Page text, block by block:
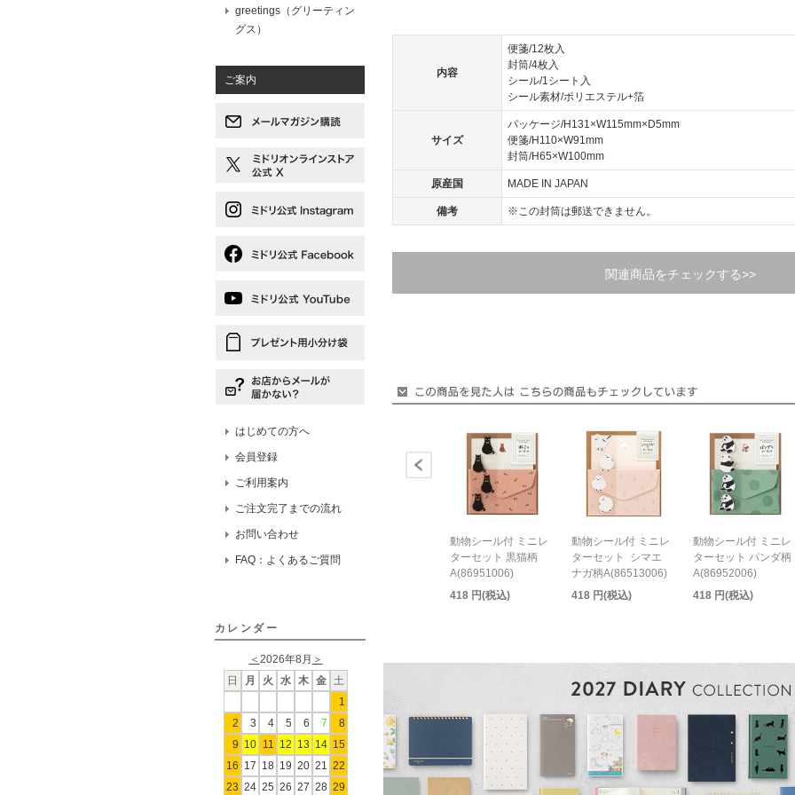
greetings（グリーティン
グス）
ご案内
はじめての方へ
会員登録
ご利用案内
ご注文完了までの流れ
お問い合わせ
FAQ：よくあるご質問
カレンダー
＜ 2026年8月 ＞
日
月 火 水 木 金
土
1
2
3 4 5 6 7
8
9 10 11 12 13 14 15
16 17 18 19 20 21
22
23 24 25 26 27 28 29
内容
便箋/12枚入
封筒/4枚入
シール/1シート入
シール素材/ポリエステル+箔
サイズ
パッケージ/H131×W115mm×D5mm
便箋/H110×W91mm
封筒/H65×W100mm
原産国 MADE IN JAPAN
備考 ※この封筒は郵送できません。
関連商品をチェックする>>
動物シール付 ミニレ
ターセット 黒猫柄
A(86951006)
418 円(税込)
動物シール付 ミニレ
ターセット シマエ
ナガ柄A(86513006)
418 円(税込)
動物シール付 ミニレ
ターセット パンダ柄
A(86952006)
418 円(税込)